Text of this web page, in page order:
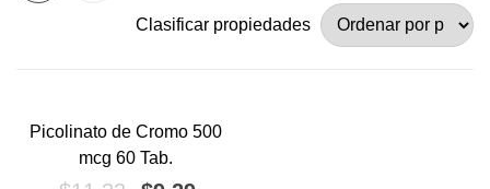
Clasificar propiedades
¡OFERTA!
Picolinato de Cromo 500
mcg 60 Tab.